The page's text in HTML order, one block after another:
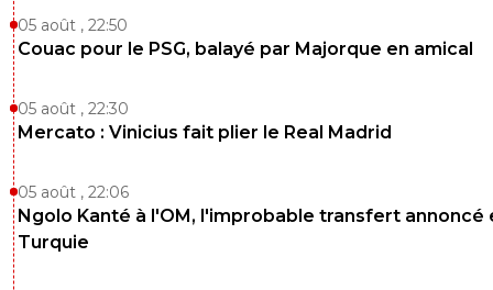
05 août , 22:50
Couac pour le PSG, balayé par Majorque en amical
05 août , 22:30
Mercato : Vinicius fait plier le Real Madrid
05 août , 22:06
Ngolo Kanté à l'OM, l'improbable transfert annoncé
Turquie